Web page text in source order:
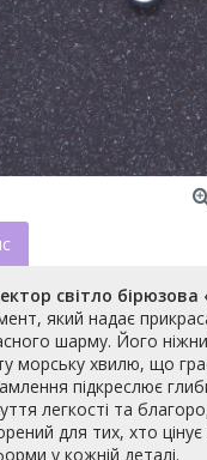
світло бірюзова
який надає
шарму. Його
морську хвилю, що
підкреслює
легкості та
для тих, хто
у кожній деталі.